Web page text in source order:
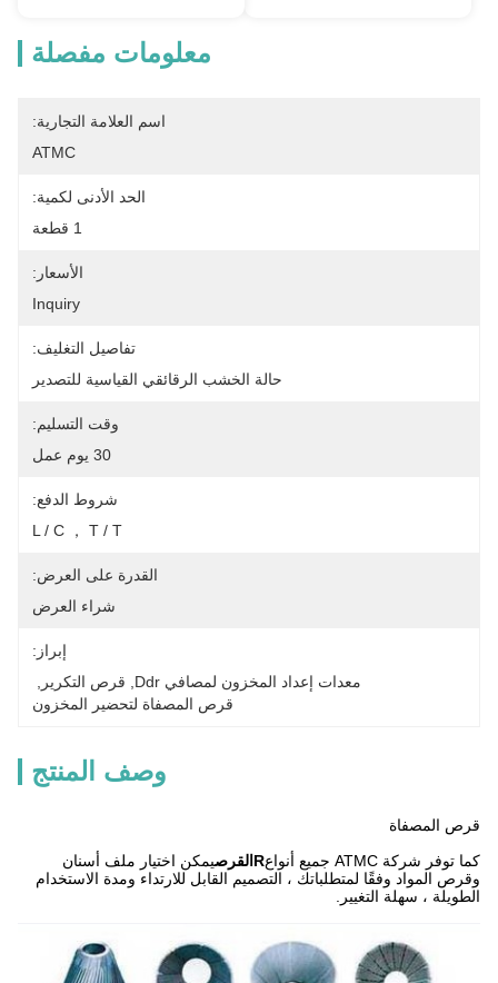
معلومات مفصلة
اسم العلامة التجارية:
ATMC
الحد الأدنى لكمية:
1 قطعة
الأسعار:
Inquiry
تفاصيل التغليف:
حالة الخشب الرقائقي القياسية للتصدير
وقت التسليم:
30 يوم عمل
شروط الدفع:
L / C ， T / T
القدرة على العرض:
شراء العرض
إبراز:
معدات إعداد المخزون لمصافي Ddr
قرص التكرير
قرص المصفاة لتحضير المخزون
وصف المنتج
قرص المصفاة
كما توفر شركة ATMC جميع أنواع
R القرصيمكن اختيار ملف أسنان
وقرص المواد وفقًا لمتطلباتك ، التصميم القابل للارتداء ومدة الاستخدام
الطويلة ، سهلة التغيير.